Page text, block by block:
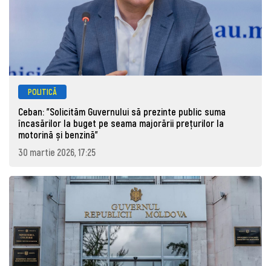
POLITICĂ
Ceban: "Solicităm Guvernului să prezinte public suma
încasărilor la buget pe seama majorării prețurilor la
motorină și benzină"
30 martie 2026, 17:25